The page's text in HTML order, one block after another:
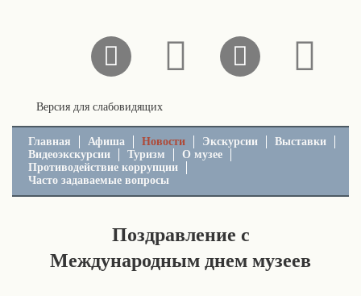
Версия для слабовидящих
Главная Афиша Новости Экскурсии
Выставки
Видеоэкскурсии
Туризм
О музее
Противодействие коррупции
Часто задаваемые вопросы
Поздравление с
Международным днем музеев